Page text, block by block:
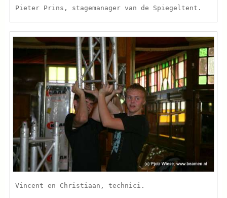
Pieter Prins, stagemanager van de Spiegeltent.
Vincent en Christiaan, technici.